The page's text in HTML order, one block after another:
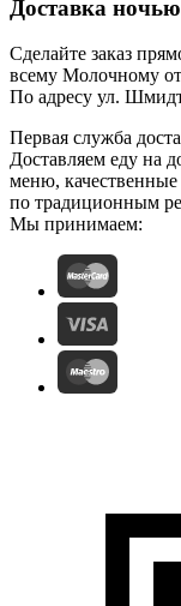
Доставка ночью
Сделайте заказ
всему Молочному
По адресу ул.
Первая служба
Доставляем еду на
меню,
по традиционным
Мы принимаем: